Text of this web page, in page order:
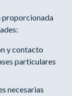
proporcionada
y contacto
particulares
necesarias